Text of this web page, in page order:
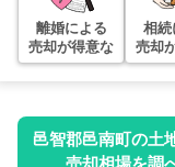
離婚による
売却が得意な
相続
売却
邑智郡邑南町の土